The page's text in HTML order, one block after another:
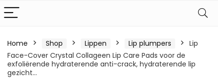
Home Shop Lippen Lip plumpers
Lip
Face-Cover Crystal Collageen Lip Care Pads voor de
exfoliërende hydraterende anti-crack, hydraterende lip
gezicht…